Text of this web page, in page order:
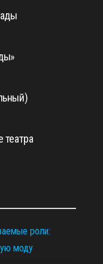
театра
роли:
моду